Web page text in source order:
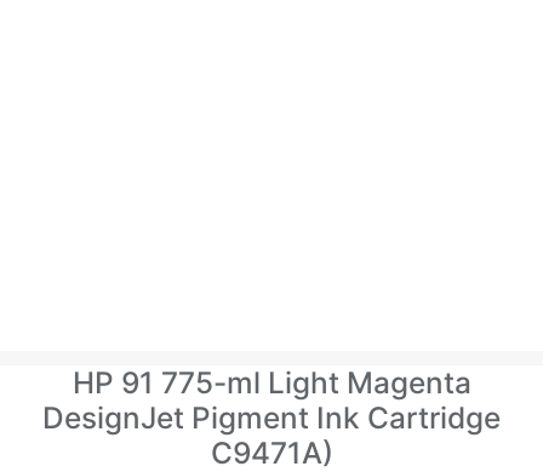
HP 91 775-ml Light Magenta
DesignJet Pigment Ink Cartridge
C9471A)